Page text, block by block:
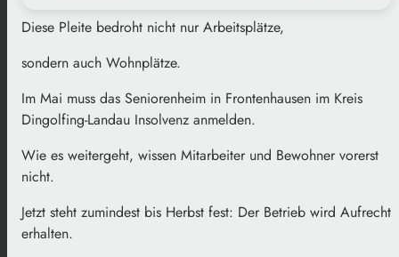
Diese Pleite bedroht nicht nur Arbeitsplätze,
sondern auch Wohnplätze.
Im Mai muss das Seniorenheim in Frontenhausen im Kreis
Dingolfing-Landau Insolvenz anmelden.
Wie es weitergeht, wissen Mitarbeiter und Bewohner vorerst
nicht.
Jetzt steht zumindest bis Herbst fest: Der Betrieb wird Aufrecht
erhalten.